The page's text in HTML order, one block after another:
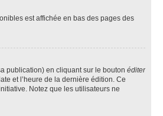
est affichée en bas des pages des
publication) en cliquant sur le bouton éditer
et l’heure de la dernière édition. Ce
Notez que les utilisateurs ne